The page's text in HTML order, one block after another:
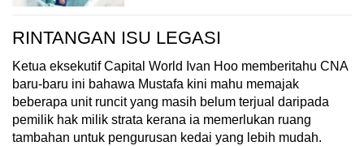
RINTANGAN ISU LEGASI
Ketua eksekutif Capital World Ivan Hoo memberitahu CNA
baru-baru ini bahawa Mustafa kini mahu memajak
beberapa unit runcit yang masih belum terjual daripada
pemilik hak milik strata kerana ia memerlukan ruang
tambahan untuk pengurusan kedai yang lebih mudah.